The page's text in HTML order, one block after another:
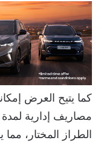
كما يتيح العرض
مصاريف إدارية
الطراز المختار،